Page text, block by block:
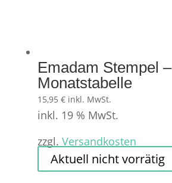
Emadam Stempel –
Monatstabelle
15,95 € inkl. MwSt.
inkl. 19 % MwSt.
zzgl. Versandkosten
Aktuell nicht vorrätig